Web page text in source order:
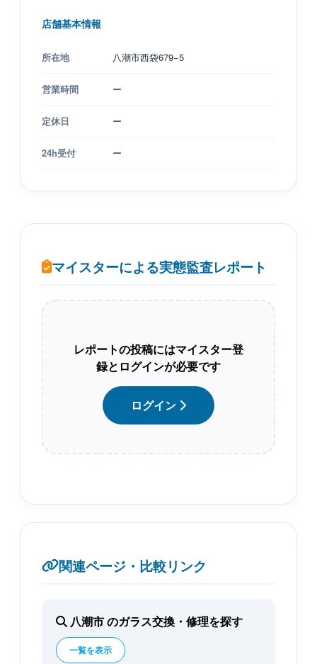
店舗基本情報
所在地 八潮市西袋679−5
営業時間 ー
定休日 ー
24h受付 ー
マイスターによる実態監査レポート
レポートの投稿にはマイスター登
録とログインが必要です
ログイン
関連ページ・比較リンク
八潮市 のガラス交換・修理を探す
一覧を表示